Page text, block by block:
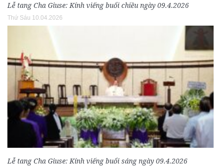
Lễ tang Cha Giuse: Kính viếng buổi chiều ngày 09.4.2026
Thứ Sáu 10.04.2026
Lễ tang Cha Giuse: Kính viếng buổi sáng ngày 09.4.2026